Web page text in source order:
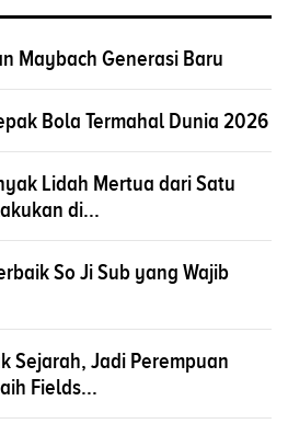
Maybach Generasi Baru
Bola Termahal Dunia 2026
Lidah Mertua dari Satu
di...
So Ji Sub yang Wajib
Sejarah, Jadi Perempuan
Fields...